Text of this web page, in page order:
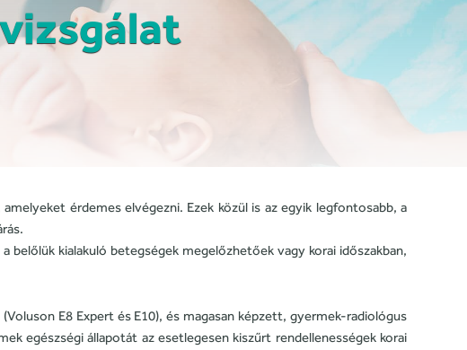
érdemes elvégezni. Ezek közül is az egyik legfontosabb, a
belőlük kialakuló betegségek megelőzhetőek vagy korai időszakban,
E8 Expert és E10), és magasan képzett, gyermek-radiológus
egészségi állapotát az esetlegesen kiszűrt rendellenességek korai